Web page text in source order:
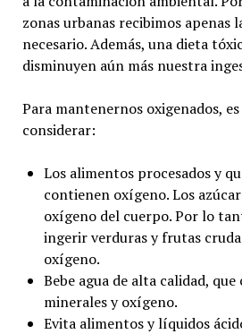
zonas urbanas recibimos apenas
necesario. Además, una dieta
disminuyen aún más nuestra
Para mantenernos oxigenados,
considerar:
Los alimentos procesados y
contienen oxígeno. Los
oxígeno del cuerpo. Por lo
ingerir verduras y frutas
oxígeno.
Bebe agua de alta calidad,
minerales y oxígeno.
Evita alimentos y líquidos